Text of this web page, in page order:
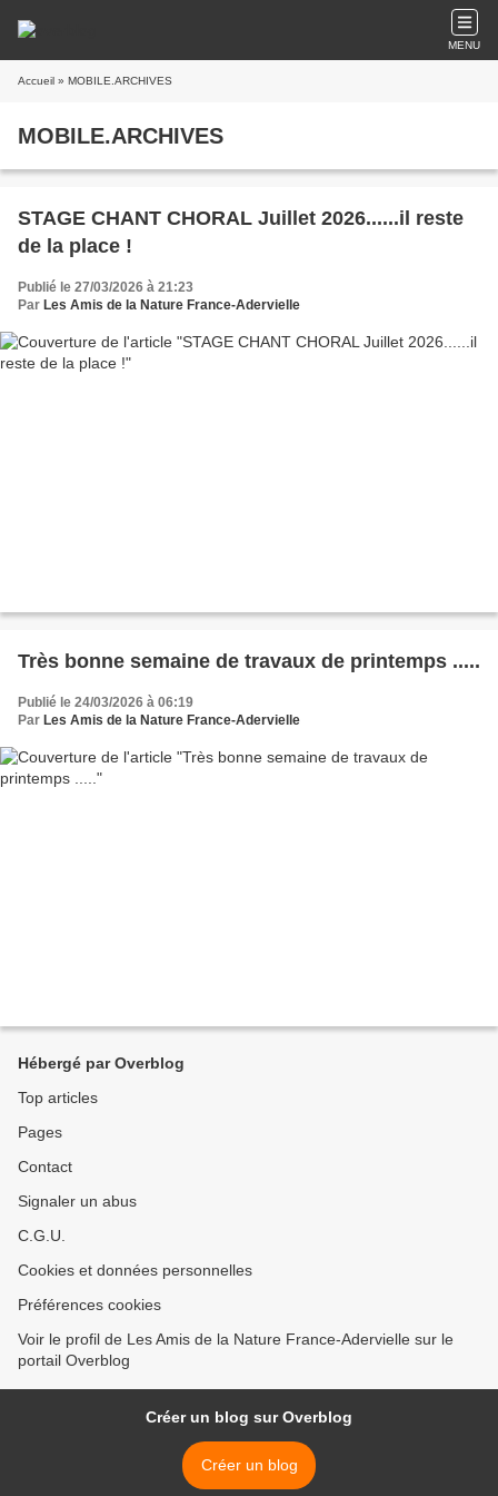
MENU
Accueil » MOBILE.ARCHIVES
MOBILE.ARCHIVES
STAGE CHANT CHORAL Juillet 2026......il reste
de la place !
Publié le 27/03/2026 à 21:23
Par Les Amis de la Nature France-Adervielle
Très bonne semaine de travaux de printemps .....
Publié le 24/03/2026 à 06:19
Par Les Amis de la Nature France-Adervielle
Hébergé par Overblog
Top articles
Pages
Contact
Signaler un abus
C.G.U.
Cookies et données personnelles
Préférences cookies
Voir le profil de Les Amis de la Nature France-Adervielle sur le
portail Overblog
Créer un blog sur Overblog
Créer un blog